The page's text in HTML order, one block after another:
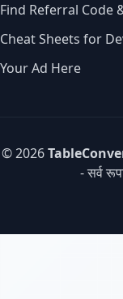
Find Referral Code
Cheat Sheets for
Your Ad Here
© 2026
- सर्व